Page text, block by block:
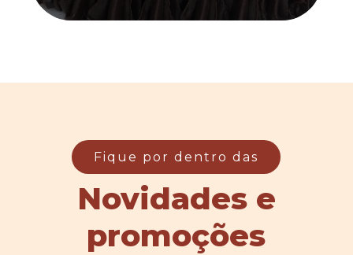
Fique por dentro das
Novidades e
promoções